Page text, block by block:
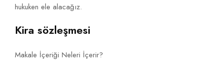
hukuken ele alacağız.
Kira sözleşmesi
Makale İçeriği Neleri İçerir?